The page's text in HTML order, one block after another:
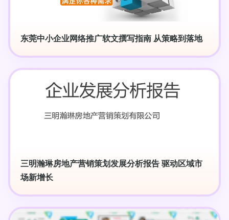
东莞中小企业网络推广软文撰写指南 从策略到落地
三明瀚琳房地产营销策划发展分析报告 驱动区域市
场新增长